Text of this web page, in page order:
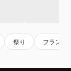
祭り フランス